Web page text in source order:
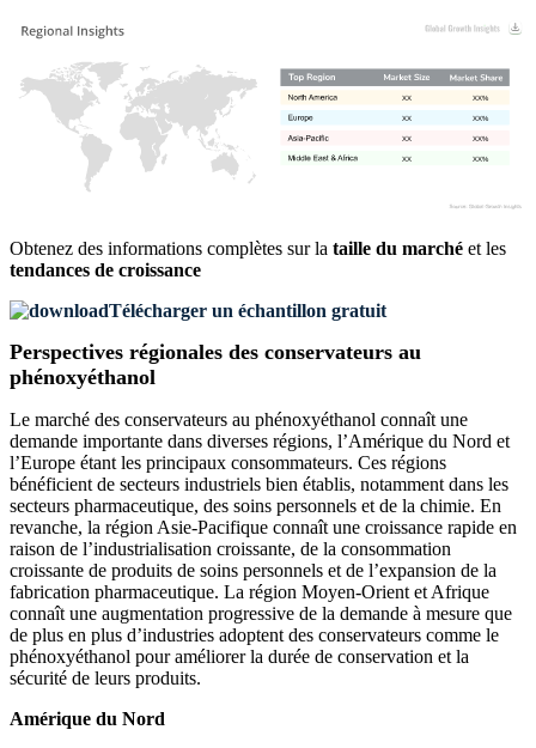
XX%
XX
XX%
XX
XX%
XX
XX%
XX
Obtenez des informations complètes sur la taille du marché et les
tendances de croissance
Télécharger un échantillon gratuit
Perspectives régionales des conservateurs au
phénoxyéthanol
Le marché des conservateurs au phénoxyéthanol connaît une
demande importante dans diverses régions, l’Amérique du Nord et
l’Europe étant les principaux consommateurs. Ces régions
bénéficient de secteurs industriels bien établis, notamment dans les
secteurs pharmaceutique, des soins personnels et de la chimie. En
revanche, la région Asie-Pacifique connaît une croissance rapide en
raison de l’industrialisation croissante, de la consommation
croissante de produits de soins personnels et de l’expansion de la
fabrication pharmaceutique. La région Moyen-Orient et Afrique
connaît une augmentation progressive de la demande à mesure que
de plus en plus d’industries adoptent des conservateurs comme le
phénoxyéthanol pour améliorer la durée de conservation et la
sécurité de leurs produits.
Amérique du Nord